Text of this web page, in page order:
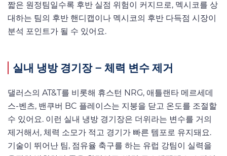
짧은 원정팀일수록 후반 실점 위험이 커지므로, 멕시코를 상
대하는 팀의 후반 핸디캡이나 멕시코의 후반 다득점 시장이
분석 포인트가 될 수 있어요.
실내 냉방 경기장 – 체력 변수 제거
댈러스의 AT&T를 비롯해 휴스턴 NRG, 애틀랜타 메르세데
스-벤츠, 밴쿠버 BC 플레이스는 지붕을 닫고 온도를 조절할
수 있어요. 이런 실내 냉방 경기장은 더위라는 변수를 거의
제거해서, 체력 소모가 적고 경기가 빠른 템포로 유지돼요.
기술이 뛰어난 팀, 점유율 축구를 하는 유럽 강팀이 실력을